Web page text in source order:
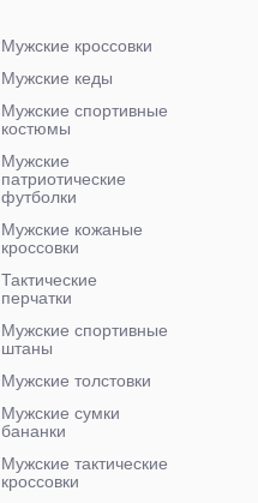
Мужские кроссовки
Мужские кеды
Мужские спортивные
костюмы
Мужские
патриотические
футболки
Мужские кожаные
кроссовки
Тактические
перчатки
Мужские спортивные
штаны
Мужские толстовки
Мужские сумки
бананки
Мужские тактические
кроссовки